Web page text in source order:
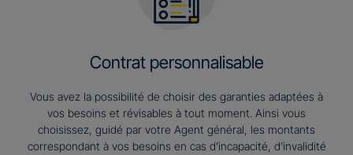
Contrat personnalisable
Vous avez la possibilité de choisir des garanties adaptées à
vos besoins et révisables à tout moment. Ainsi vous
choisissez, guidé par votre Agent général, les montants
correspondant à vos besoins en cas d’incapacité, d’invalidité